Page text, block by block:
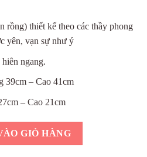
rồng) thiết kế theo các thầy phong
yên, vạn sự như ý
ngang.
39cm – Cao 41cm
– Cao 21cm
số lượng
GIỎ HÀNG